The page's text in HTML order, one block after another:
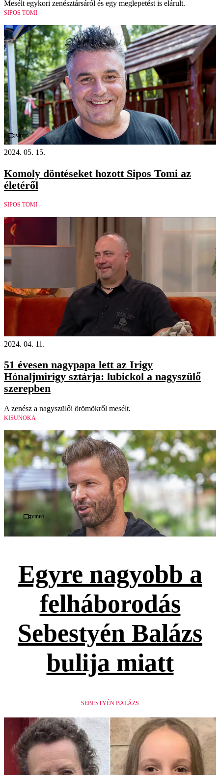
Mesélt egykori zenésztársáról és egy meglepetést is elárult.
SIPOS TOMI
Videó
2024. 05. 15.
Komoly döntéseket hozott Sipos Tomi az
életéről
SIPOS TOMI
2024. 04. 11.
51 évesen nagypapa lett az Irigy
Hónaljmirigy sztárja: lubickol a nagyszülő
szerepben
A zenész a nagyszülői örömökről mesélt.
KISUNOKA
Videó
Egyre nagyobb a
felháborodás
Sebestyén Balázs
bulija miatt
SEBESTYÉN BALÁZS